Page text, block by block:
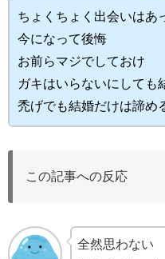
ちょくちょく出会いはあ
今になって後悔
お前らマジでしておけ
ガキはいらないにしても
禿げでも結婚だけは諦め
この記事への反応
全然思わない